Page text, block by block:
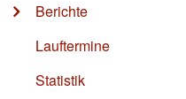
Berichte
Lauftermine
Statistik